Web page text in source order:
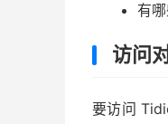
有
访问
要访问